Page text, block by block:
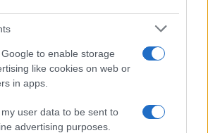
to enable storage
like cookies on web or
in apps.
user data to be sent to
advertising purposes.